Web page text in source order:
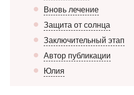
Вновь лечение
Защита от солнца
Заключительный этап
Автор публикации
Юлия